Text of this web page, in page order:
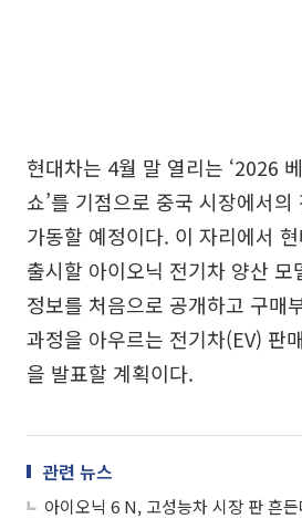
현대차는 4월 말 열리는 ‘2026
쇼’를 기점으로 중국 시장에서
가동할 예정이다. 이 자리에서
출시할 아이오닉 전기차 양산 모
정보를 처음으로 공개하고 구매
과정을 아우르는 전기차(EV) 판
을 발표할 계획이다.
관련 뉴스